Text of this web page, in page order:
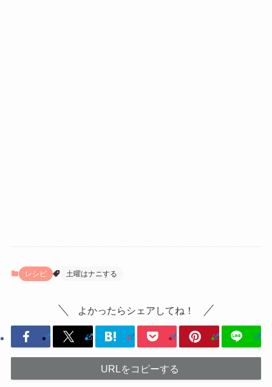
レシピ 土曜はナニする
よかったらシェアしてね！
URLをコピーする